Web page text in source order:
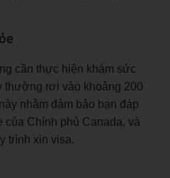
cần thực hiện khám sức
thường rơi vào khoảng 200
nhằm đảm bảo bạn đáp
Chính phủ Canada, và
trình xin visa.